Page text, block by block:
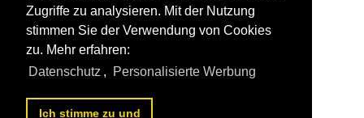
Zugriffe zu analysieren. Mit der Nutzung
stimmen Sie der Verwendung von Cookies
zu. Mehr erfahren:
Datenschutz , Personalisierte Werbung
Ich stimme zu und